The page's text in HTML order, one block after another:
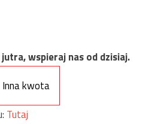
wspieraj nas od dzisiaj.
Inna kwota
Tutaj